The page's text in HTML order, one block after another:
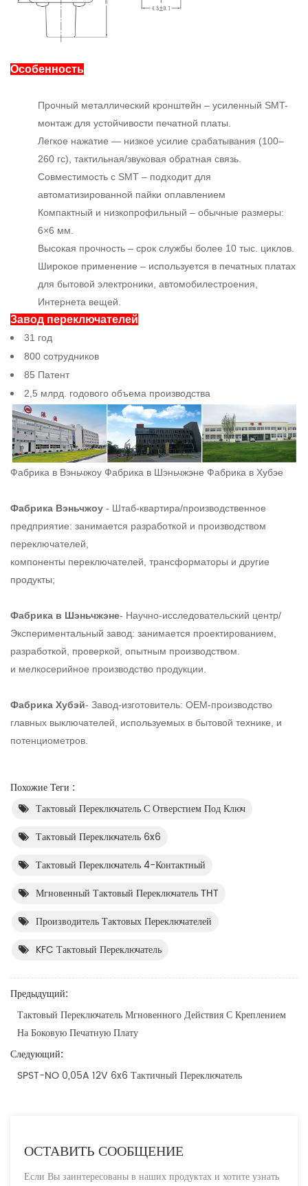
Особенность
Прочный металлический кронштейн – усиленный SMT-
монтаж для устойчивости печатной платы.
Легкое нажатие — низкое усилие срабатывания (100–
260 гс), тактильная/звуковая обратная связь.
Совместимость с SMT – подходит для
автоматизированной пайки оплавлением
Компактный и низкопрофильный – обычные размеры:
6×6 мм.
Высокая прочность – срок службы более 10 тыс. циклов.
Широкое применение – используется в печатных платах
для бытовой электроники, автомобилестроения,
Интернета вещей.
Завод переключателей
31 год
800 сотрудников
85 Патент
2,5 млрд. годового объема производства
Фабрика в Вэньчжоу Фабрика в Шэньчжэне Фабрика в Хубэе
Фабрика Вэньчжоу - Штаб-квартира/производственное
предприятие: занимается разработкой и производством
переключателей,
компоненты переключателей, трансформаторы и другие
продукты;
Фабрика в Шэньчжэне- Научно-исследовательский центр/
Экспериментальный завод: занимается проектированием,
разработкой, проверкой, опытным производством.
и мелкосерийное производство продукции.
Фабрика Хубэй- Завод-изготовитель: OEM-производство
главных выключателей, используемых в бытовой технике, и
потенциометров.
Похожие Теги :
Тактовый Переключатель С Отверстием Под Ключ
Тактовый Переключатель 6x6
Тактовый Переключатель 4-Контактный
Мгновенный Тактовый Переключатель THT
Производитель Тактовых Переключателей
KFC Тактовый Переключатель
Предыдущий:
Тактовый Переключатель Мгновенного Действия С Креплением
На Боковую Печатную Плату
Следующий:
SPST-NO 0,05A 12V 6x6 Тактичный Переключатель
ОСТАВИТЬ СООБЩЕНИЕ
Если Вы заинтересованы в наших продуктах и хотите узнать